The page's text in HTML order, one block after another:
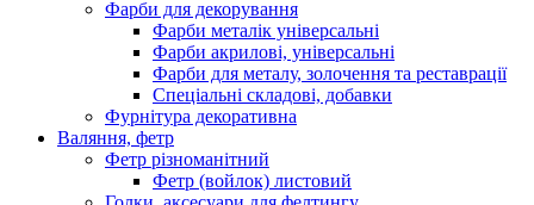
Фарби для декорування
Фарби металік універсальні
Фарби акрилові, універсальні
Фарби для металу, золочення та реставрації
Спеціальні складові, добавки
Фурнітура декоративна
Валяння, фетр
Фетр різноманітний
Фетр (войлок) листовий